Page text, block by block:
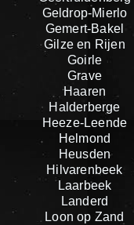
Geldrop-Mierlo
Gemert-Bakel
Gilze en Rijen
Goirle
Grave
Haaren
Halderberge
Heeze-Leende
Helmond
Heusden
Hilvarenbeek
Laarbeek
Landerd
Loon op Zand